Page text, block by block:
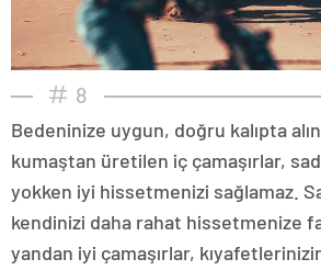
8
Bedeninize uygun, doğru kalıpta
kumaştan üretilen iç çamaşırlar,
yokken iyi hissetmenizi sağlamaz.
kendinizi daha rahat hissetmenize
yandan iyi çamaşırlar,